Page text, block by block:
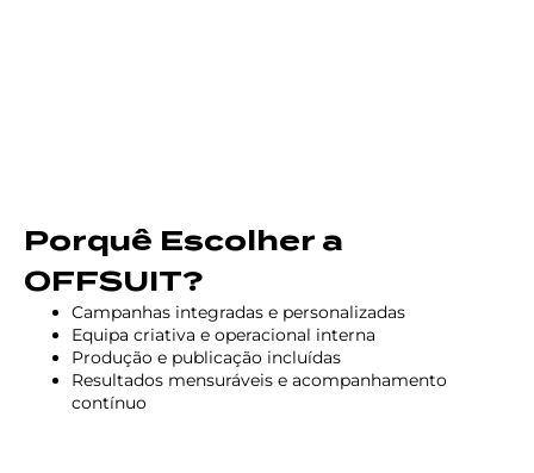
Porquê Escolher a
OFFSUIT?
Campanhas integradas e personalizadas
Equipa criativa e operacional interna
Produção e publicação incluídas
Resultados mensuráveis e acompanhamento
contínuo